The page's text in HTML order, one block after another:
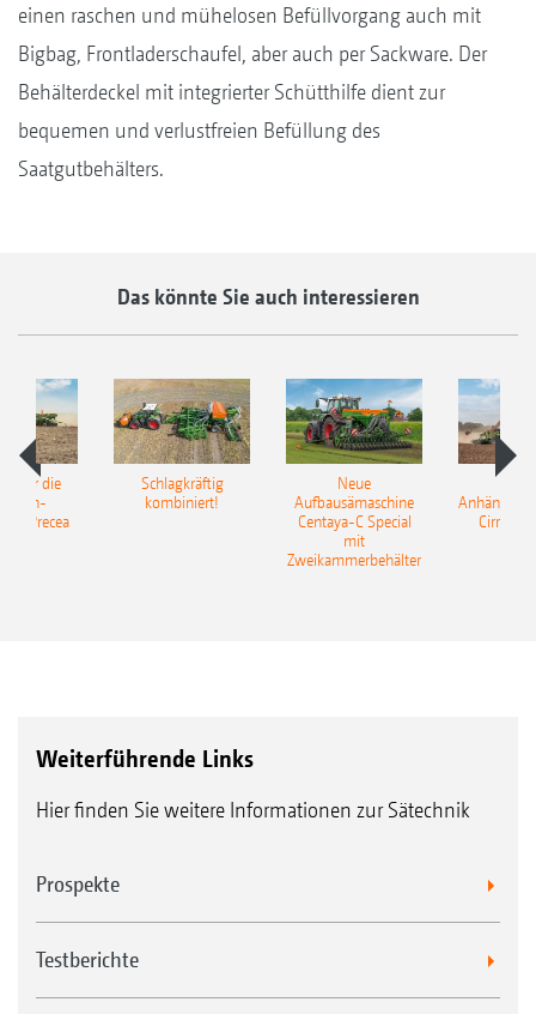
einen raschen und mühelosen Befüllvorgang auch mit
Bigbag, Frontladerschaufel, aber auch per Sackware. Der
Behälterdeckel mit integrierter Schütthilfe dient zur
bequemen und verlustfreien Befüllung des
Saatgutbehälters.
Das könnte Sie auch interessieren
für die
Precea
Schlagkräftig
kombiniert!
Neue
Aufbausämaschine
Centaya-C Special
mit
Zweikammerbehälter
Cirrus
Weiterführende Links
Hier finden Sie weitere Informationen zur Sätechnik
Prospekte
Testberichte